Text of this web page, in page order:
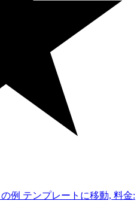
例 テンプレートに移動, 料金: